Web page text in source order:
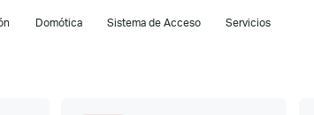
Domótica Sistema de Acceso Servicios